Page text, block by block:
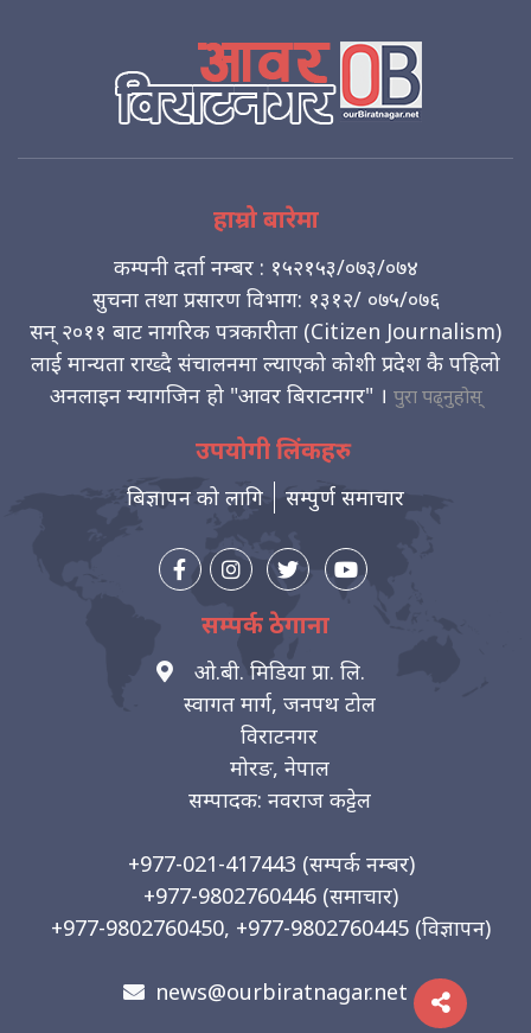
हाम्रो बारेमा
कम्पनी दर्ता नम्बर : १५२१५३/०७३/०७४
सुचना तथा प्रसारण विभाग: १३१२/ ०७५/०७६
सन् २०११ बाट नागरिक पत्रकारीता (Citizen Journalism)
लाई मान्यता राख्दै संचालनमा ल्याएको कोशी प्रदेश कै पहिलो
अनलाइन म्यागजिन हो "आवर बिराटनगर" । पुरा पढ्नुहोस्
उपयोगी लिंकहरु
बिज्ञापन को लागि सम्पुर्ण समाचार
सम्पर्क ठेगाना
ओ.बी. मिडिया प्रा. लि.
स्वागत मार्ग, जनपथ टोल
विराटनगर
मोरङ, नेपाल
सम्पादक: नवराज कट्टेल
+977-021-417443 (सम्पर्क नम्बर)
+977-9802760446 (समाचार)
+977-9802760450, +977-9802760445 (विज्ञापन)
news@ourbiratnagar.net